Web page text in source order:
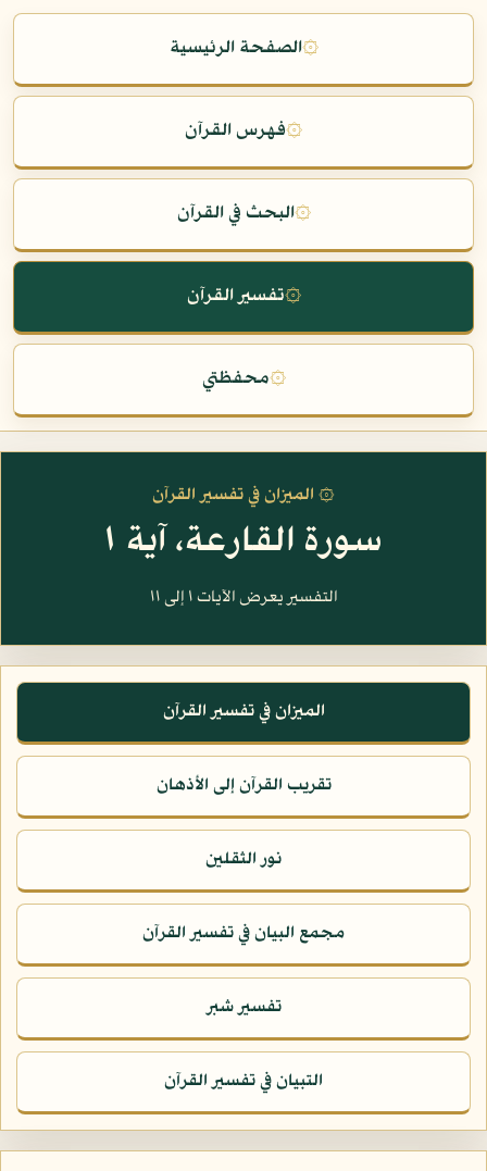
۞الصفحة الرئيسية
۞فهرس القرآن
۞البحث في القرآن
۞تفسير القرآن
۞محفظتي
۞ الميزان في تفسير القرآن
سورة القارعة، آية ١
التفسير يعرض الآيات ١ إلى ١١
الميزان في تفسير القرآن
تقريب القرآن إلى الأذهان
نور الثقلين
مجمع البيان في تفسير القرآن
تفسير شبر
التبيان في تفسير القرآن